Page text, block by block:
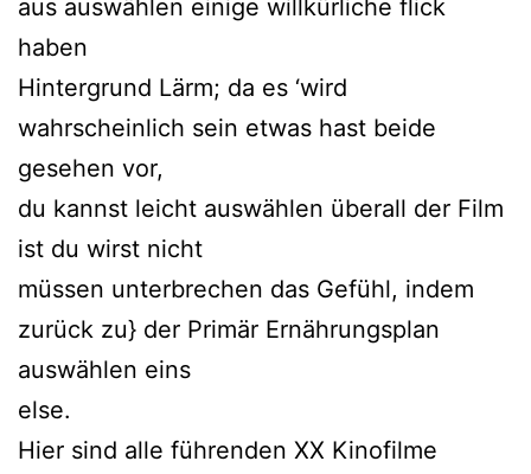
aus auswählen einige willkürliche flick
haben
Hintergrund Lärm; da es ‘wird
wahrscheinlich sein etwas hast beide
gesehen vor,
du kannst leicht auswählen überall der Film
ist du wirst nicht
müssen unterbrechen das Gefühl, indem
zurück zu} der Primär Ernährungsplan
auswählen eins
else.
Hier sind alle führenden XX Kinofilme